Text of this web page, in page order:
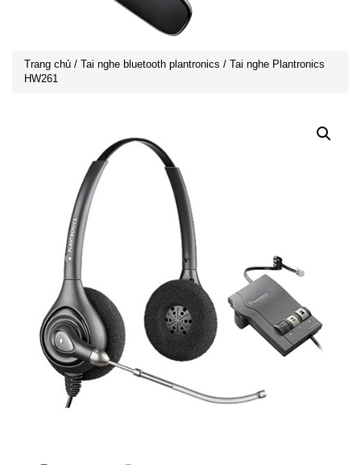
Trang chủ / Tai nghe bluetooth plantronics / Tai nghe Plantronics
HW261